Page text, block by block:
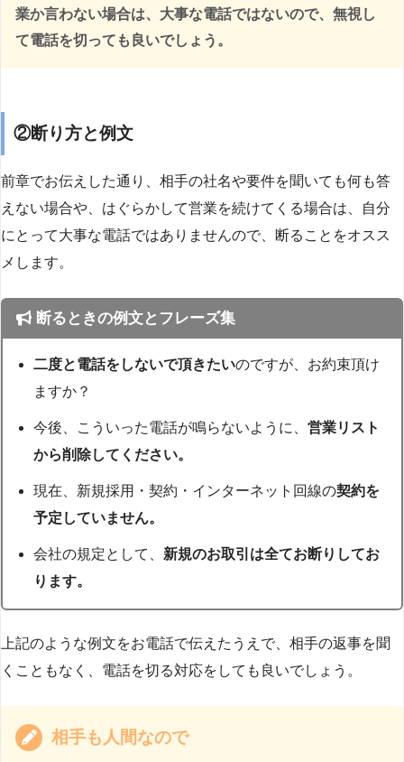
業か言わない場合は、大事な電話ではないので、無視し
て電話を切っても良いでしょう。
②断り方と例文
前章でお伝えした通り、相手の社名や要件を聞いても何も答
えない場合や、はぐらかして営業を続けてくる場合は、自分
にとって大事な電話ではありませんので、断ることをオスス
メします。
断るときの例文とフレーズ集
二度と電話をしないで頂きたいのですが、お約束頂け
ますか？
今後、こういった電話が鳴らないように、営業リスト
から削除してください。
現在、新規採用・契約・インターネット回線の契約を
予定していません。
会社の規定として、 新規のお取引は全てお断りしてお
ります。
上記のような例文をお電話で伝えたうえで、相手の返事を聞
くこともなく、電話を切る対応をしても良いでしょう。
相手も人間なので